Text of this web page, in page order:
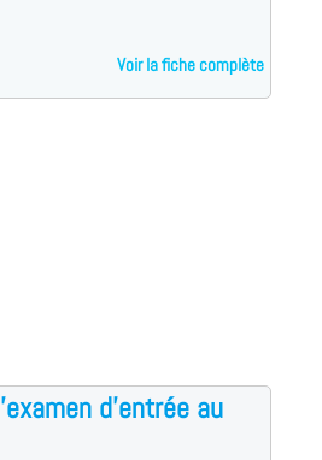
Voir la fiche complète
d'entrée au